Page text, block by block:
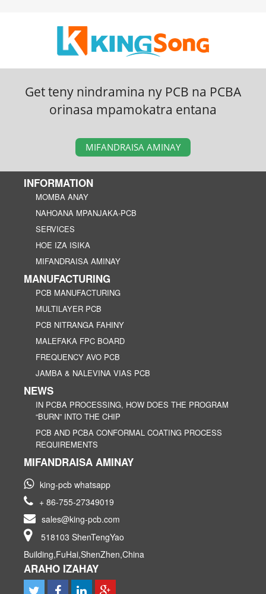
Get teny nindramina ny PCB na PCBA
orinasa mpamokatra entana
MIFANDRAISA AMINAY
INFORMATION
MOMBA ANAY
NAHOANA MPANJAKA-PCB
SERVICES
HOE IZA ISIKA
MIFANDRAISA AMINAY
MANUFACTURING
PCB MANUFACTURING
MULTILAYER PCB
PCB NITRANGA FAHINY
MALEFAKA FPC BOARD
FREQUENCY AVO PCB
JAMBA & NALEVINA VIAS PCB
NEWS
IN PCBA PROCESSING, HOW DOES THE PROGRAM
“BURN” INTO THE CHIP
PCB AND PCBA CONFORMAL COATING PROCESS
REQUIREMENTS
MIFANDRAISA AMINAY
king-pcb whatsapp
+ 86-755-27349019
sales@king-pcb.com
518103 ShenTengYao
Building,FuHai,ShenZhen,China
ARAHO IZAHAY